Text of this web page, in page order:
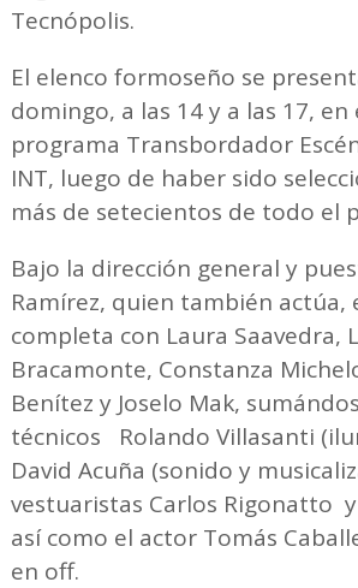
Tecnópolis.
El elenco formoseño se
domingo, a las 14 y a las 17,
programa Transbordador
INT, luego de haber sido
más de setecientos de todo el
Bajo la dirección general y
Ramírez, quien también actúa,
completa con Laura Saavedra,
Bracamonte, Constanza
Benítez y Joselo Mak,
técnicos Rolando Villasanti
David Acuña (sonido y
vestuaristas Carlos Rigonatto
así como el actor Tomás
en off.